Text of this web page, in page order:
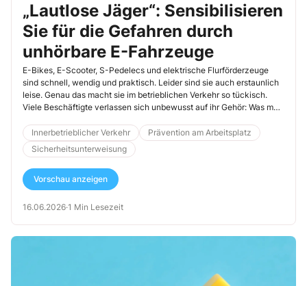
„Lautlose Jäger“: Sensibilisieren
Sie für die Gefahren durch
unhörbare E-Fahrzeuge
E-Bikes, E-Scooter, S-Pedelecs und elektrische Flurförderzeuge
sind schnell, wendig und praktisch. Leider sind sie auch erstaunlich
leise. Genau das macht sie im betrieblichen Verkehr so tückisch.
Viele Beschäftigte verlassen sich unbewusst auf ihr Gehör: Was man
geht nicht mehr auf.
Innerbetrieblicher Verkehr
Prävention am Arbeitsplatz
Sicherheitsunterweisung
Vorschau anzeigen
16.06.2026·1 Min Lesezeit